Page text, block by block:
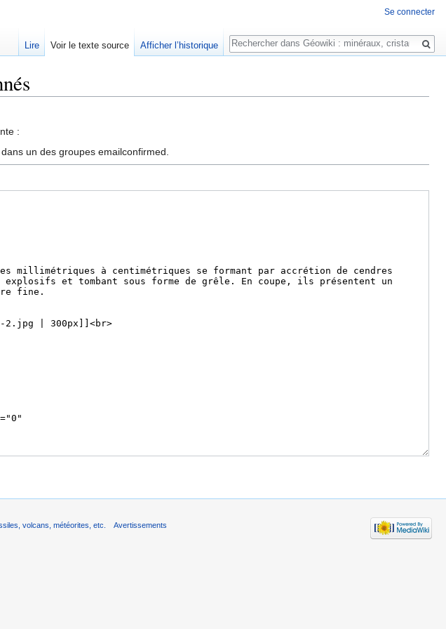
:
un des groupes emailconfirmed.
Se connecter
Lire Voir le texte source Afficher l’historique
Rechercher
volcans, météorites, etc. Avertissements